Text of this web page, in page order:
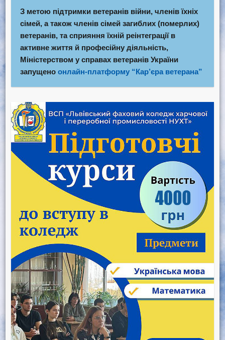
З метою підтримки ветеранів війни, членів їхніх
сімей, а також членів сімей загиблих (померлих)
ветеранів, та сприяння їхній реінтеграції в
активне життя й професійну діяльність,
Міністерством у справах ветеранів України
запущено онлайн-платформу “Кар’єра ветерана”